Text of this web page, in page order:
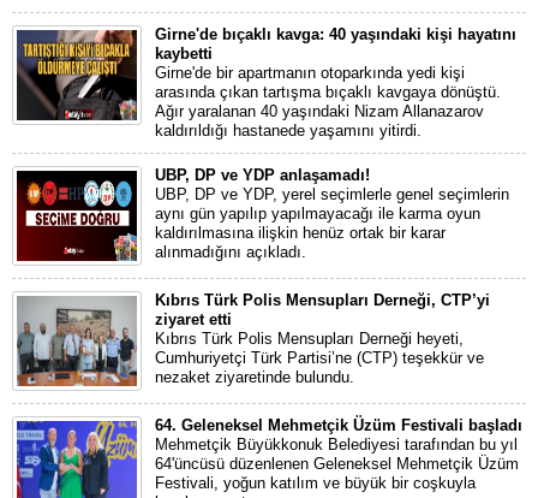
Girne'de bıçaklı kavga: 40 yaşındaki kişi hayatını
kaybetti
Girne'de bir apartmanın otoparkında yedi kişi
arasında çıkan tartışma bıçaklı kavgaya dönüştü.
Ağır yaralanan 40 yaşındaki Nizam Allanazarov
kaldırıldığı hastanede yaşamını yitirdi.
UBP, DP ve YDP anlaşamadı!
UBP, DP ve YDP, yerel seçimlerle genel seçimlerin
aynı gün yapılıp yapılmayacağı ile karma oyun
kaldırılmasına ilişkin henüz ortak bir karar
alınmadığını açıkladı.
Kıbrıs Türk Polis Mensupları Derneği, CTP’yi
ziyaret etti
Kıbrıs Türk Polis Mensupları Derneği heyeti,
Cumhuriyetçi Türk Partisi’ne (CTP) teşekkür ve
nezaket ziyaretinde bulundu.
64. Geleneksel Mehmetçik Üzüm Festivali başladı
Mehmetçik Büyükkonuk Belediyesi tarafından bu yıl
64'üncüsü düzenlenen Geleneksel Mehmetçik Üzüm
Festivali, yoğun katılım ve büyük bir coşkuyla